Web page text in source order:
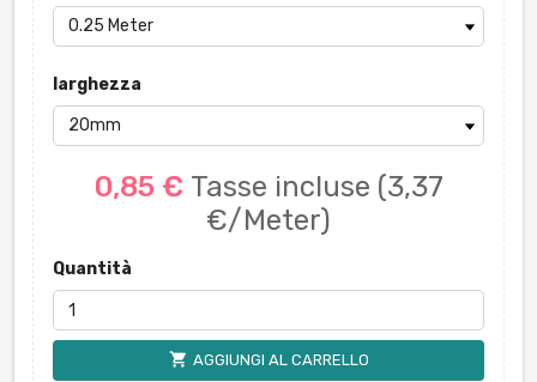
larghezza
0,85 € Tasse incluse (3,37
€/Meter)
Quantità
shopping_cart AGGIUNGI AL CARRELLO